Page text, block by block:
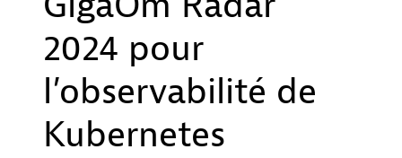
2024 pour
l’observabilité de
Kubernetes